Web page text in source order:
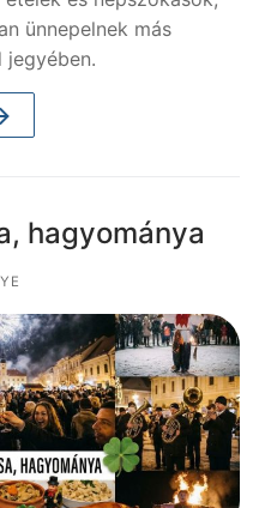
ünnepelnek más
jegyében.
hagyománya